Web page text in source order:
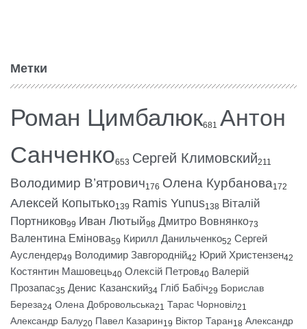
Метки
Роман Цимбалюк681 Антон
Санченко653 Сергей Климовский211
Володимир В’ятрович176 Олена Курбанова172
Алексей Копытько139 Ramis Yunus138 Віталій
Портников99 Иван Лютый98 Дмитро Вовнянко73
Валентина Емінова59 Кирилл Данильченко52 Сергей
Ауслендер49 Володимир Завгородній42 Юрий Христензен42
Костянтин Машовець40 Олексій Петров40 Валерій
Прозапас35 Денис Казанский34 Гліб Бабіч29 Борислав
Береза24 Олена Добровольська21 Тарас Чорновіл21
Александр Балу20 Павел Казарин19 Віктор Таран18 Александр